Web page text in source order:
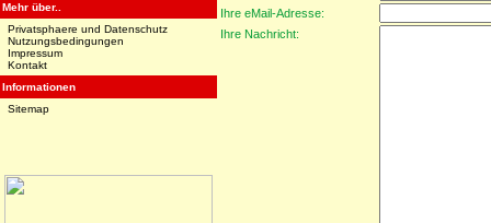
Mehr über..
Privatsphaere und Datenschutz
Nutzungsbedingungen
Impressum
Kontakt
Informationen
Sitemap
Ihre eMail-Adresse:
Ihre Nachricht: